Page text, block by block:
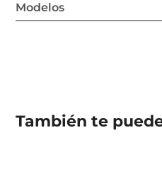
Modelos
También te